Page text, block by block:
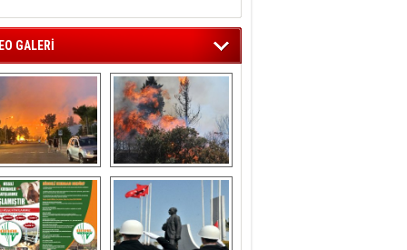
GALERİ
‘da  otluk
alanda çıkan
yangın evlere
sıçramadan
söndürüldü
Aliağa'nın Ciğerleri